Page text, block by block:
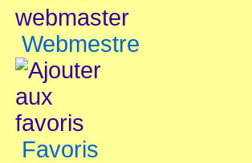
Webmestre
Favoris